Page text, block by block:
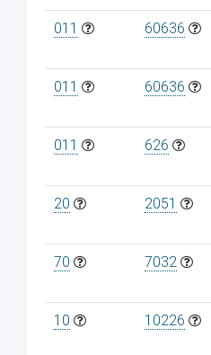
011 60636
011 60636
011 626
20 2051
70 7032
10 10226